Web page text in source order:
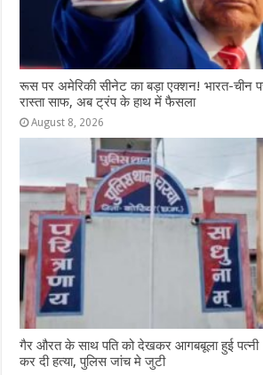
रूस पर अमेरिकी सीनेट का बड़ा एक्शन! भारत-चीन
रास्ता साफ, अब ट्रंप के हाथ में फैसला
August 8, 2026
गैर औरत के साथ पति को देखकर आगबबूला हुई
कर दी हत्या, पुलिस जांच मे जुटी